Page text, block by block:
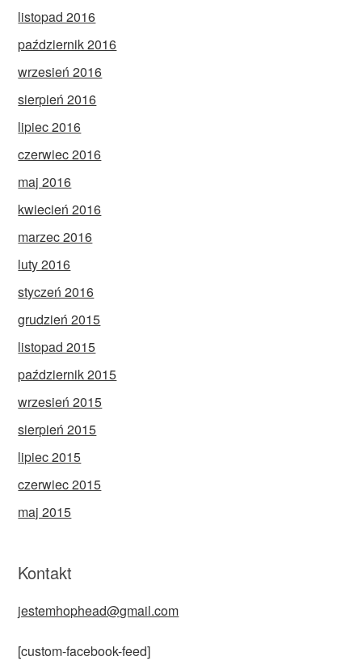
listopad 2016
październik 2016
wrzesień 2016
sierpień 2016
lipiec 2016
czerwiec 2016
maj 2016
kwiecień 2016
marzec 2016
luty 2016
styczeń 2016
grudzień 2015
listopad 2015
październik 2015
wrzesień 2015
sierpień 2015
lipiec 2015
czerwiec 2015
maj 2015
Kontakt
jestemhophead@gmail.com
[custom-facebook-feed]